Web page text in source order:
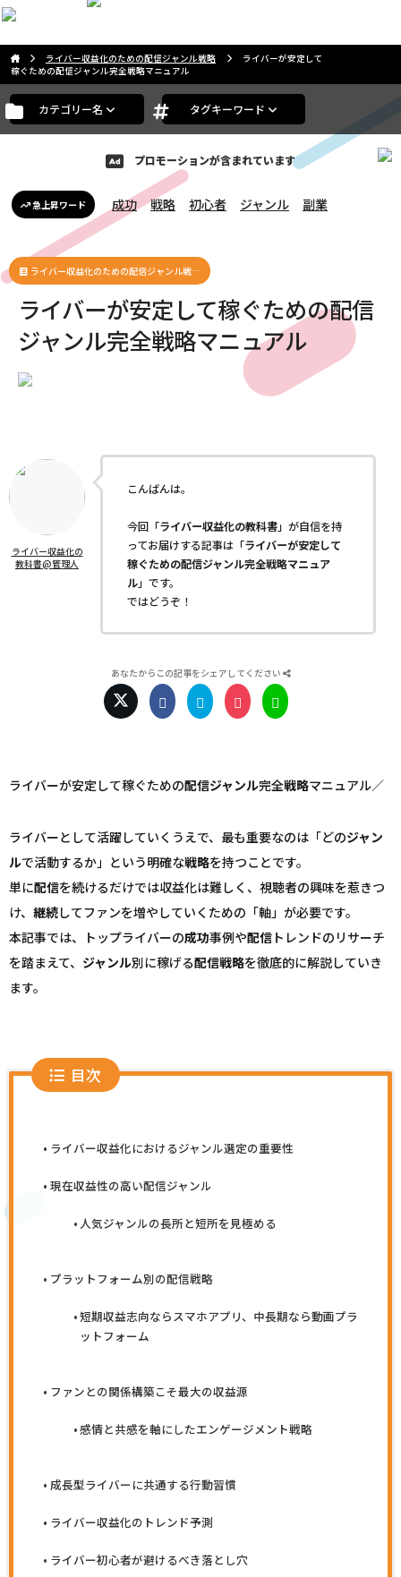
ライバー収益化のための配信ジャンル戦略
ライバーが安定して
稼ぐための配信ジャンル完全戦略マニュアル
カテゴリー名 タグキーワード
プロモーションが含まれています
急上昇ワード 成功 戦略 初心者 ジャンル 副業
ライバー収益化のための配信ジャンル戦…
ライバーが安定して稼ぐための配信
ジャンル完全戦略マニュアル
ライバー収益化の
教科書@管理人
こんばんは。
今回「ライバー収益化の教科書」が自信を持
ってお届けする記事は「ライバーが安定して
稼ぐための配信ジャンル完全戦略マニュア
ル」です。
ではどうぞ！
あなたからこの記事をシェアしてください
ライバーが安定して稼ぐための配信ジャンル完全戦略マニュアル／
ライバーとして活躍していくうえで、最も重要なのは「どのジャン
ルで活動するか」という明確な戦略を持つことです。
単に配信を続けるだけでは収益化は難しく、視聴者の興味を惹きつ
け、 継続してファンを増やしていくための「軸」が必要です。
本記事では、トップライバーの成功事例や配信 トレンドのリサーチ
を踏まえて、 ジャンル別に稼げる配信戦略を徹底的に解説していき
ます。
目次
ライバー収益化におけるジャンル選定の重要性
現在収益性の高い配信ジャンル
人気ジャンルの長所と短所を見極める
プラットフォーム別の配信戦略
短期収益志向ならスマホアプリ、中長期なら動画プラ
ットフォーム
ファンとの関係構築こそ最大の収益源
感情と共感を軸にしたエンゲージメント戦略
成長型ライバーに共通する行動習慣
ライバー収益化のトレンド予測
ライバー初心者が避けるべき落とし穴